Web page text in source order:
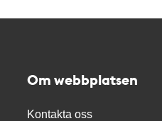
Om webbplatsen
Kontakta oss